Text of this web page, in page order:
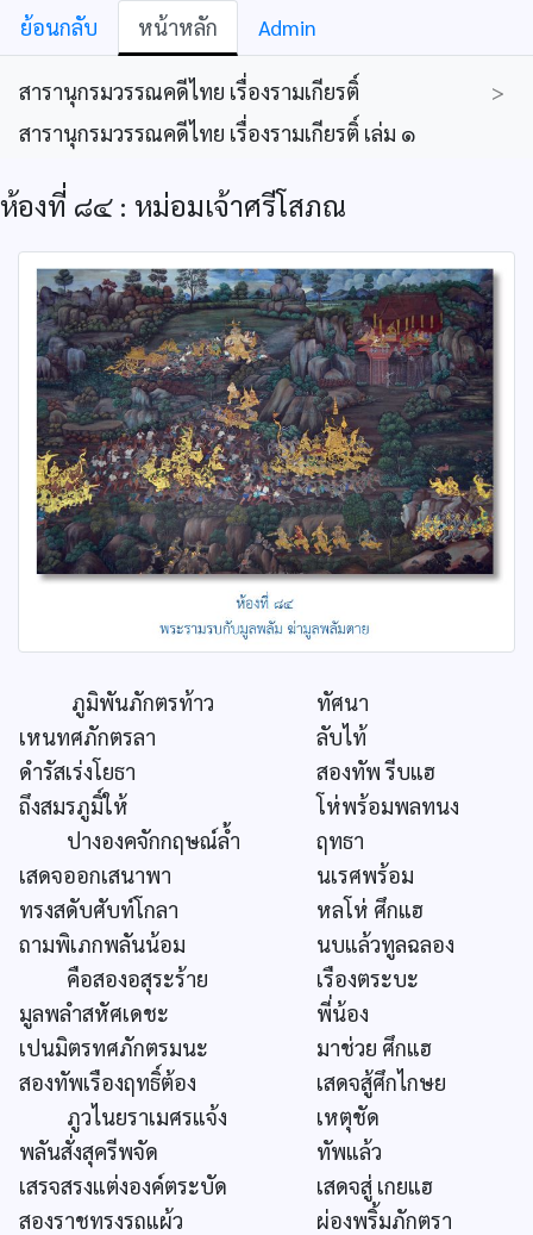
ย้อนกลับ หน้าหลัก Admin
สารานุกรมวรรณคดีไทย เรื่องรามเกียรติ์
>
สารานุกรมวรรณคดีไทย เรื่องรามเกียรติ์ เล่ม ๑
ห้องที่ ๘๔ : หม่อมเจ้าศรีโสภณ
ภูมิพันภักตรท้าว
ทัศนา
เหนทศภักตรลา
ลับไท้
ดำรัสเร่งโยธา
สองทัพ รีบแฮ
ถึงสมรภูมิ์ให้
โห่พร้อมพลทนง
ปางองคจักกฤษณ์ล้ำ
ฤทธา
เสดจออกเสนาพา
นเรศพร้อม
ทรงสดับศับท์โกลา
หลโห่ ศึกแฮ
ถามพิเภกพลันน้อม
นบแล้วทูลฉลอง
คือสองอสุระร้าย
เรืองตระบะ
มูลพลำสหัศเดชะ
พี่น้อง
เปนมิตรทศภักตรมนะ
มาช่วย ศึกแฮ
สองทัพเรืองฤทธิ์ต้อง
เสดจสู้ศึกไกษย
ภูวไนยราเมศรแจ้ง
เหตุชัด
พลันสั่งสุครีพจัด
ทัพแล้ว
เสรจสรงแต่งองค์ตระบัด
เสดจสู่ เกยแฮ
สองราชทรงรถแผ้ว
ผ่องพริ้มภักตรา